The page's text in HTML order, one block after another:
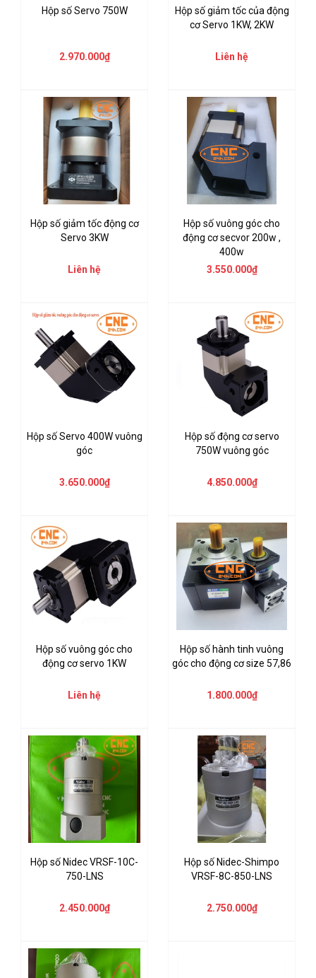
Hộp số Servo 750W
2.970.000₫
Hộp số giảm tốc của động
cơ Servo 1KW, 2KW
Liên hệ
Hộp số giảm tốc động cơ
Servo 3KW
Liên hệ
Hộp số vuông góc cho
động cơ secvor 200w ,
400w
3.550.000₫
Hộp số Servo 400W vuông
góc
3.650.000₫
Hộp số động cơ servo
750W vuông góc
4.850.000₫
Hộp số vuông góc cho
động cơ servo 1KW
Liên hệ
Hộp số hành tinh vuông
góc cho động cơ size 57,86
1.800.000₫
Hộp số Nidec VRSF-10C-
750-LNS
2.450.000₫
Hộp số Nidec-Shimpo
VRSF-8C-850-LNS
2.750.000₫